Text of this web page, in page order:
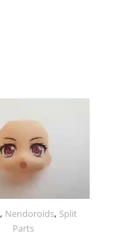
, Nendoroids, Split
Parts